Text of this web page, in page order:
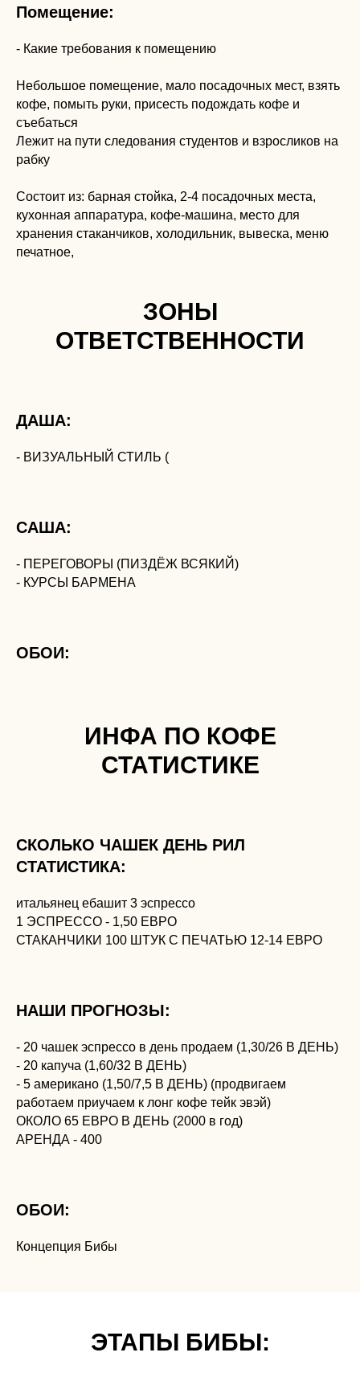
Помещение:
- Какие требования к помещению
Небольшое помещение, мало посадочных мест, взять
кофе, помыть руки, присесть подождать кофе и
съебаться
Лежит на пути следования студентов и взросликов на
рабку
Состоит из: барная стойка, 2-4 посадочных места,
кухонная аппаратура, кофе-машина, место для
хранения стаканчиков, холодильник, вывеска, меню
печатное,
ЗОНЫ
ОТВЕТСТВЕННОСТИ
ДАША:
- ВИЗУАЛЬНЫЙ СТИЛЬ (
САША:
- ПЕРЕГОВОРЫ (ПИЗДЁЖ ВСЯКИЙ)
- КУРСЫ БАРМЕНА
ОБОИ:
ИНФА ПО КОФЕ
СТАТИСТИКЕ
СКОЛЬКО ЧАШЕК ДЕНЬ РИЛ
СТАТИСТИКА:
итальянец ебашит 3 эспрессо
1 ЭСПРЕССО - 1,50 ЕВРО
СТАКАНЧИКИ 100 ШТУК С ПЕЧАТЬЮ 12-14 ЕВРО
НАШИ ПРОГНОЗЫ:
- 20 чашек эспрессо в день продаем (1,30/26 В ДЕНЬ)
- 20 капуча (1,60/32 В ДЕНЬ)
- 5 американо (1,50/7,5 В ДЕНЬ) (продвигаем
работаем приучаем к лонг кофе тейк эвэй)
ОКОЛО 65 ЕВРО В ДЕНЬ (2000 в год)
АРЕНДА - 400
ОБОИ:
Концепция Бибы
ЭТАПЫ БИБЫ: